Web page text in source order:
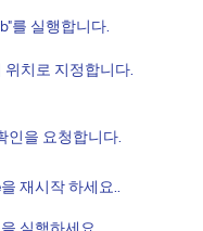
를 실행합니다.
치로 지정합니다.
인을 요청합니다.
재시작 하세요..
실행하세요.